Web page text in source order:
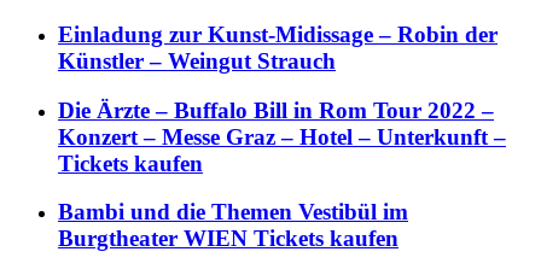
Einladung zur Kunst-Midissage – Robin der
Künstler – Weingut Strauch
Die Ärzte – Buffalo Bill in Rom Tour 2022 –
Konzert – Messe Graz – Hotel – Unterkunft –
Tickets kaufen
Bambi und die Themen Vestibül im
Burgtheater WIEN Tickets kaufen